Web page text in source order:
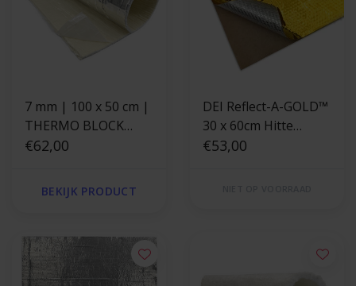
7 mm | 100 x 50 cm |
THERMO BLOCK
zelfklevend
€62,00
BEKIJK PRODUCT
DEI Reflect-A-GOLD™
30 x 60cm Hitte
reflecterende folie
€53,00